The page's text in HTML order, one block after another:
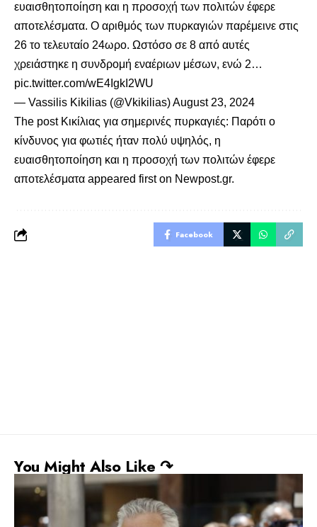
ευαισθητοποίηση και η προσοχή των πολιτών έφερε
αποτελέσματα. Ο αριθμός των πυρκαγιών παρέμεινε στις
26 το τελευταίο 24ωρο. Ωστόσο σε 8 από αυτές
χρειάστηκε η συνδρομή εναέριων μέσων, ενώ 2…
pic.twitter.com/wE4IgkI2WU
— Vassilis Kikilias (@Vkikilias)August 23, 2024
The post Κικίλιας για σημερινές πυρκαγιές: Παρότι ο
κίνδυνος για φωτιές ήταν πολύ υψηλός, η
ευαισθητοποίηση και η προσοχή των πολιτών έφερε
αποτελέσματα appeared first on Newpost.gr.
Facebook
You Might Also Like ↷